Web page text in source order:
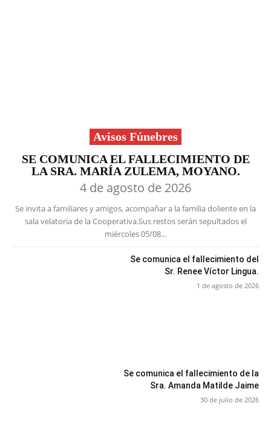
Avisos Fúnebres
SE COMUNICA EL FALLECIMIENTO DE
LA SRA. MARÍA ZULEMA, MOYANO.
4 de agosto de 2026
Se invita a familiares y amigos, acompañar a la familia doliente en la
sala velatoria de la Cooperativa.Sus restos serán sepultados el
miércoles 05/08...
Se comunica el fallecimiento del
Sr. Renee Víctor Lingua.
1 de agosto de 2026
Se comunica el fallecimiento de la
Sra. Amanda Matilde Jaime
30 de julio de 2026